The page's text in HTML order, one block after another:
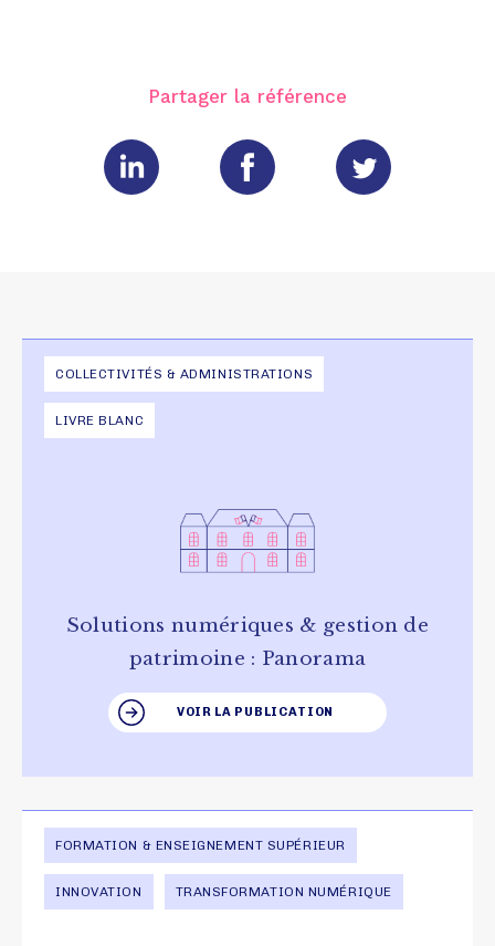
Partager la référence
COLLECTIVITÉS & ADMINISTRATIONS
LIVRE BLANC
Solutions numériques & gestion de
patrimoine : Panorama
VOIR LA PUBLICATION
FORMATION & ENSEIGNEMENT SUPÉRIEUR
INNOVATION TRANSFORMATION NUMÉRIQUE